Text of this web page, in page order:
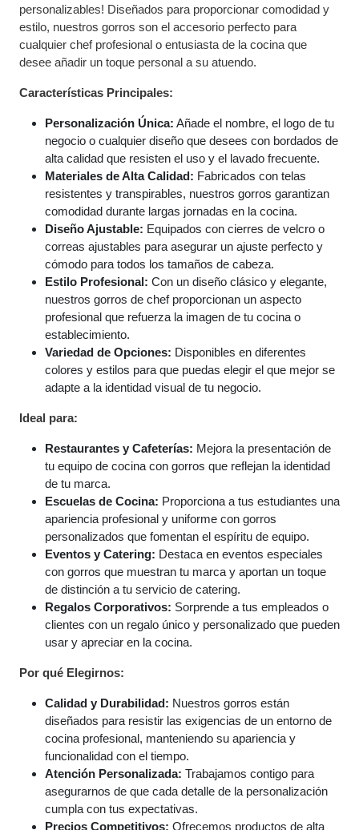
personalizables! Diseñados para proporcionar comodidad y
estilo, nuestros gorros son el accesorio perfecto para
cualquier chef profesional o entusiasta de la cocina que
desee añadir un toque personal a su atuendo.
Características Principales:
Personalización Única: Añade el nombre, el logo de tu
negocio o cualquier diseño que desees con bordados de
alta calidad que resisten el uso y el lavado frecuente.
Materiales de Alta Calidad: Fabricados con telas
resistentes y transpirables, nuestros gorros garantizan
comodidad durante largas jornadas en la cocina.
Diseño Ajustable: Equipados con cierres de velcro o
correas ajustables para asegurar un ajuste perfecto y
cómodo para todos los tamaños de cabeza.
Estilo Profesional: Con un diseño clásico y elegante,
nuestros gorros de chef proporcionan un aspecto
profesional que refuerza la imagen de tu cocina o
establecimiento.
Variedad de Opciones: Disponibles en diferentes
colores y estilos para que puedas elegir el que mejor se
adapte a la identidad visual de tu negocio.
Ideal para:
Restaurantes y Cafeterías: Mejora la presentación de
tu equipo de cocina con gorros que reflejan la identidad
de tu marca.
Escuelas de Cocina: Proporciona a tus estudiantes una
apariencia profesional y uniforme con gorros
personalizados que fomentan el espíritu de equipo.
Eventos y Catering: Destaca en eventos especiales
con gorros que muestran tu marca y aportan un toque
de distinción a tu servicio de catering.
Regalos Corporativos: Sorprende a tus empleados o
clientes con un regalo único y personalizado que pueden
usar y apreciar en la cocina.
Por qué Elegirnos:
Calidad y Durabilidad: Nuestros gorros están
diseñados para resistir las exigencias de un entorno de
cocina profesional, manteniendo su apariencia y
funcionalidad con el tiempo.
Atención Personalizada: Trabajamos contigo para
asegurarnos de que cada detalle de la personalización
cumpla con tus expectativas.
Precios Competitivos: Ofrecemos productos de alta